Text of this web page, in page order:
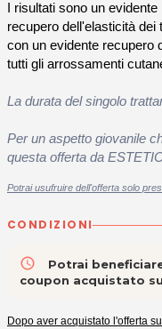
I risultati sono un
recupero dell'elasticità dei
con un evidente recupero
tutti gli arrossamenti
La durata del singolo
Per un aspetto giovanile
questa offerta da
Potrai usufruire dell'offerta solo
CONDIZIONI
access_time
Potrai
coupon acquistato
Dopo aver acquistato l'offerta